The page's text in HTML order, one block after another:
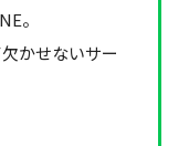
。
かせないサー